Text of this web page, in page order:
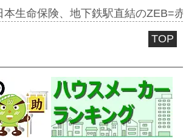
本生命保険、地下鉄駅直結のZEB=
TOP